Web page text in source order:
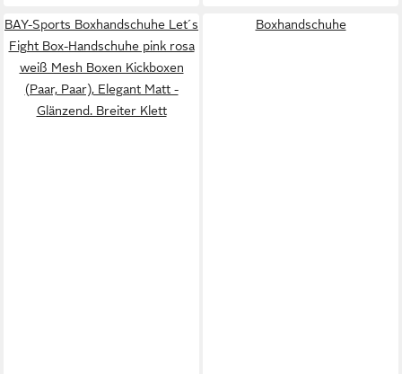
BAY-Sports Boxhandschuhe Let´s
Fight Box-Handschuhe pink rosa
weiß Mesh Boxen Kickboxen
(Paar, Paar), Elegant Matt -
Glänzend. Breiter Klett
Boxhandschuhe